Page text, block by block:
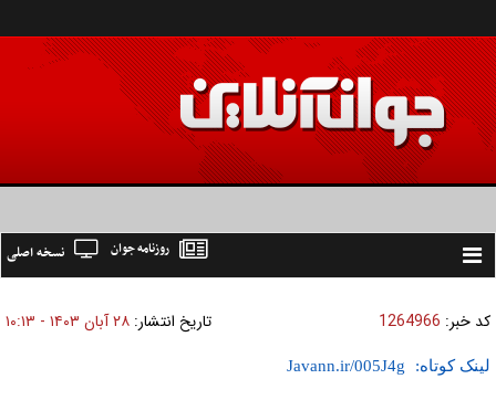
Toggle
نسخه اصلی روزنامه جوان
کد خبر: 1264966 تاریخ انتشار: ۲۸ آبان ۱۴۰۳ - ۱۰:۱۳
لینک کوتاه: